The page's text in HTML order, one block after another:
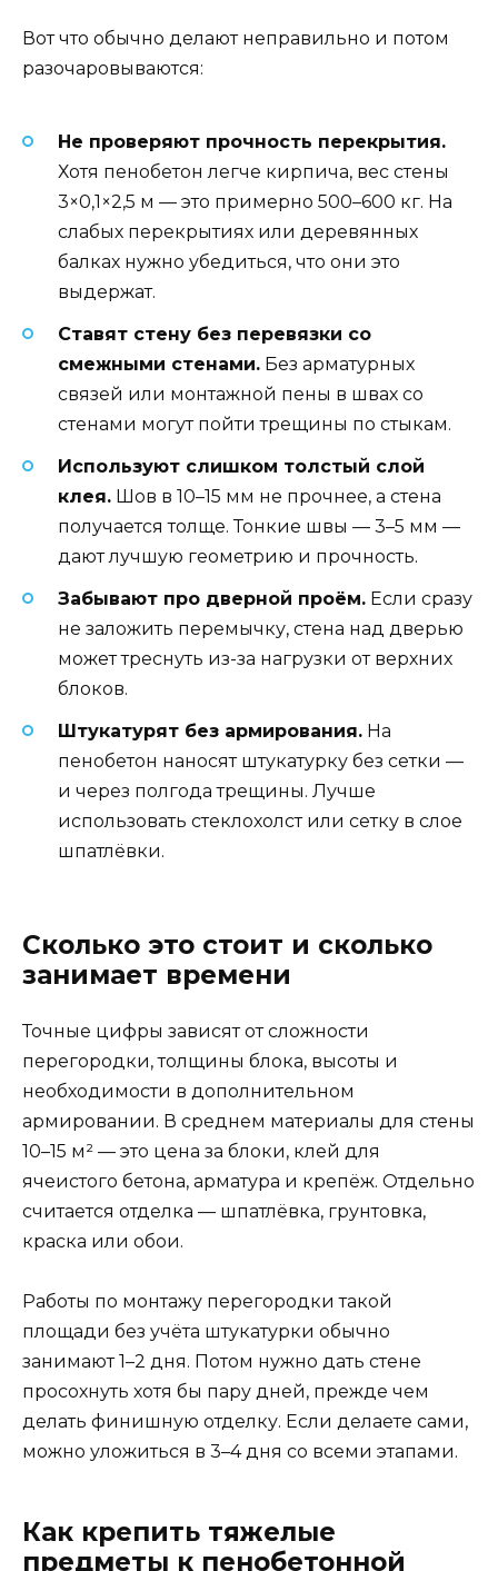
Вот что обычно делают неправильно и потом
разочаровываются:
Не проверяют прочность перекрытия.
Хотя пенобетон легче кирпича, вес стены
3×0,1×2,5 м — это примерно 500–600 кг. На
слабых перекрытиях или деревянных
балках нужно убедиться, что они это
выдержат.
Ставят стену без перевязки со
смежными стенами. Без арматурных
связей или монтажной пены в швах со
стенами могут пойти трещины по стыкам.
Используют слишком толстый слой
клея. Шов в 10–15 мм не прочнее, а стена
получается толще. Тонкие швы — 3–5 мм —
дают лучшую геометрию и прочность.
Забывают про дверной проём. Если сразу
не заложить перемычку, стена над дверью
может треснуть из-за нагрузки от верхних
блоков.
Штукатурят без армирования. На
пенобетон наносят штукатурку без сетки —
и через полгода трещины. Лучше
использовать стеклохолст или сетку в слое
шпатлёвки.
Сколько это стоит и сколько
занимает времени
Точные цифры зависят от сложности
перегородки, толщины блока, высоты и
необходимости в дополнительном
армировании. В среднем материалы для стены
10–15 м² — это цена за блоки, клей для
ячеистого бетона, арматура и крепёж. Отдельно
считается отделка — шпатлёвка, грунтовка,
краска или обои.
Работы по монтажу перегородки такой
площади без учёта штукатурки обычно
занимают 1–2 дня. Потом нужно дать стене
просохнуть хотя бы пару дней, прежде чем
делать финишную отделку. Если делаете сами,
можно уложиться в 3–4 дня со всеми этапами.
Как крепить тяжелые
предметы к пенобетонной